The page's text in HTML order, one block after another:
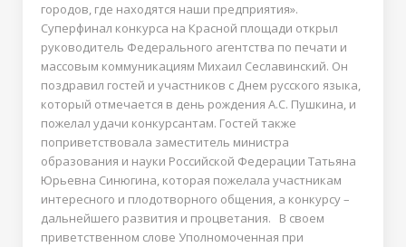
городов, где находятся наши предприятия».
Суперфинал конкурса на Красной площади открыл
руководитель Федерального агентства по печати и
массовым коммуникациям Михаил Сеславинский. Он
поздравил гостей и участников с Днем русского языка,
который отмечается в день рождения А.С. Пушкина, и
пожелал удачи конкурсантам. Гостей также
поприветствовала заместитель министра
образования и науки Российской Федерации Татьяна
Юрьевна Синюгина, которая пожелала участникам
интересного и плодотворного общения, а конкурсу –
дальнейшего развития и процветания. В своем
приветственном слове Уполномоченная при